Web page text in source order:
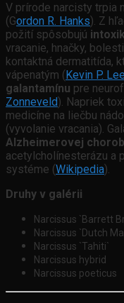
V prírode narcisty trpia
(Gordon R. Hanks). Z
požití spôsobujú
vracanie, hnačky,
kontaktná dermatitída,
vápenatým ( Kevin P.
galantamínu pre
Zonneveld). Napriek
medicíne na liečbu
(vyvolanie vracania).
Alzheimerovej
acetylcholínesterázu a
systéme (Wikipedia).
Druhy v galérii
Narcissus `Barrett
Narcissus `Dutch
Narcissus `Tahiti`
Narcissus hybrid
Narcissus poeticus